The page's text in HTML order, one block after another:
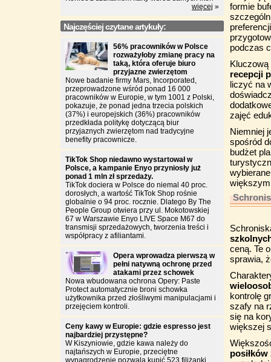
formie
podczas
recepcji
liczyć na
zajęć
Niemniej
spośród
budżet
ceną. Te
sprawia,
kontrolę
szafy na
się na
większej
więcej »
Najczęściej czytane artykuły:
56% pracowników w Polsce
rozważyłoby zmianę pracy na
taką, która oferuje biuro
przyjazne zwierzętom
Nowe badanie firmy Mars, Incorporated,
przeprowadzone wśród ponad 16 000
pracowników w Europie, w tym 1001 z Polski,
pokazuje, że ponad jedna trzecia polskich
(37%) i europejskich (36%) pracowników
przedkłada politykę dotyczącą biur
przyjaznych zwierzętom nad tradycyjne
benefity pracownicze.
TikTok Shop niedawno wystartował w
Polsce, a kampanie Enyo przyniosły już
ponad 1 mln zł sprzedaży.
TikTok dociera w Polsce do niemal 40 proc.
dorosłych, a wartość TikTok Shop rośnie
globalnie o 94 proc. rocznie. Dlatego By The
People Group otwiera przy ul. Mokotowskiej
67 w Warszawie Enyo LIVE Space M67 do
transmisji sprzedażowych, tworzenia treści i
współpracy z afiliantami.
Opera wprowadza pierwszą w
pełni natywną ochronę przed
atakami przez schowek
Nowa wbudowana ochrona Opery: Paste
Protect automatycznie broni schowka
użytkownika przed złośliwymi manipulacjami i
przejęciem kontroli.
Ceny kawy w Europie: gdzie espresso jest
najbardziej przystępne?
W Kiszyniowie, gdzie kawa należy do
najtańszych w Europie, przeciętne
wynagrodzenie pozwala kupić 523 filiżanki